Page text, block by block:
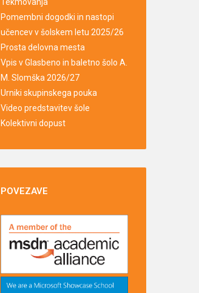
Pomembni dogodki in nastopi
učencev v šolskem letu 2025/26
Prosta delovna mesta
Vpis v Glasbeno in baletno šolo A.
M. Slomška 2026/27
Urniki skupinskega pouka
Video predstavitev šole
Kolektivni dopust
POVEZAVE